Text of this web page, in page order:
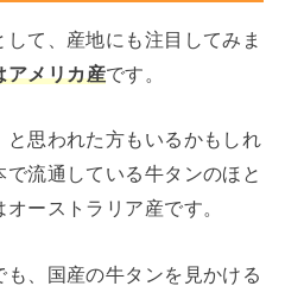
て、産地にも注目してみま
アメリカ産です。
と思われた方もいるかもしれ
流通している牛タンのほと
ーストラリア産です。
、国産の牛タンを見かける